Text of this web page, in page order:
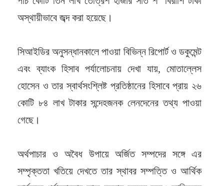
অস্থায়ীভাবে জব্দ করা হয়েছে।
সিআইডির অনুসন্ধানকালে পাওয়া বিভিন্ন রিপোর্ট ও ডকুমেন্ট
এবং ব্যাংক হিসাব পর্যালোচনায় দেখা যায়, মোতাল্লেস
হোসেন ও তার স্বার্থসংশ্লিষ্ট প্রতিষ্ঠানের হিসাবে প্রায় ২৬
কোটি ৮৪ লাখ টাকার সন্দেহজনক লেনদেনের তথ্য পাওয়া
গেছে।
অর্থপাচার ও অবৈধ উপায়ে অর্জিত সম্পদের সঙ্গে এর
সম্পৃক্ততা খতিয়ে দেখতে তার স্থাবর সম্পত্তি ও আর্থিক